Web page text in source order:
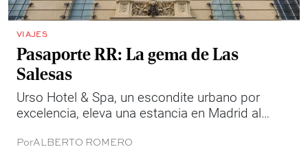
VIAJES
Pasaporte RR: La gema de Las
Salesas
Urso Hotel & Spa, un escondite urbano por
excelencia, eleva una estancia en Madrid al
PorALBERTO ROMERO